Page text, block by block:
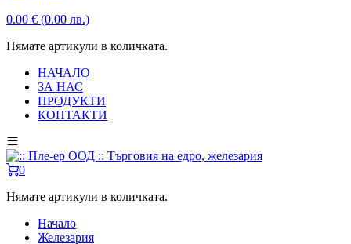
0.00 € (0.00 лв.)
Нямате артикули в количката.
НАЧАЛО
ЗА НАС
ПРОДУКТИ
КОНТАКТИ
0
Нямате артикули в количката.
Начало
Железария